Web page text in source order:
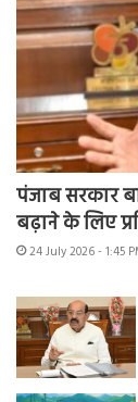
पंजाब सरकार
बढ़ाने के लिए
24 July 2026 - 1:45